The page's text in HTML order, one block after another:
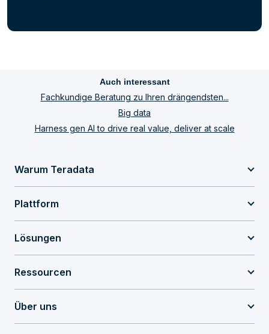
Auch interessant
Fachkundige Beratung zu Ihren drängendsten...
Big data
Harness gen AI to drive real value, deliver at scale
Warum Teradata
Plattform
Lösungen
Ressourcen
Über uns